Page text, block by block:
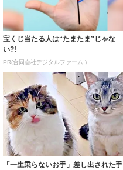
宝くじ当たる人は“たまたま”じゃな
い?!
PR(合同会社デジタルファーム )
「一生乗らないお手」差し出された手